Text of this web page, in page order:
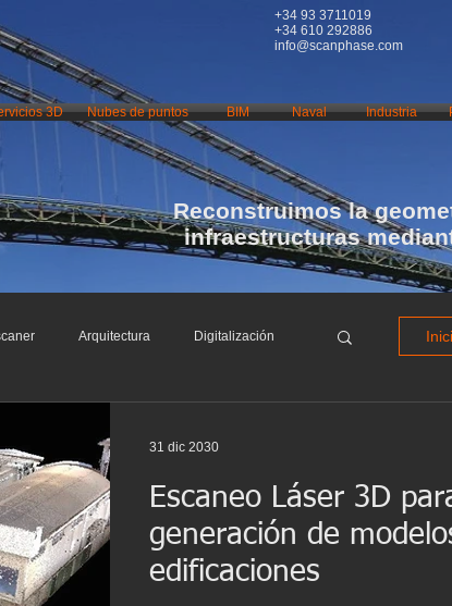
+34 93 3711019
+34 610 292886
info@scanphase.com
3D Nubes de puntos BIM Industria
Naval
Reconstruimos la
infraestructuras
Arquitectura Digitalización
BWTS Naval scanning
Escaneo laser
Escaneo Láser 3D
generación de
edificaciones
31 dic 2030